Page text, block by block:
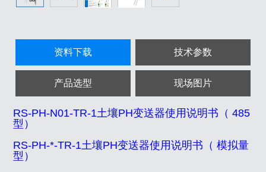
资料下载 技术参数
产品选型 现场图片
RS-PH-N01-TR-1土壤PH变送器使用说明书（ 485
型）
RS-PH-*-TR-1土壤PH变送器使用说明书（ 模拟量
型）